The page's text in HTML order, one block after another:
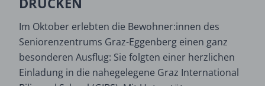
Im Oktober erlebten die Bewohner:innen des
Seniorenzentrums Graz-Eggenberg einen ganz
besonderen Ausflug: Sie folgten einer herzlichen
Einladung in die nahegelegene Graz International